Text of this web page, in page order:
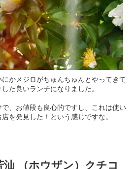
かメジロがちゅんちゅんとやってきて
た良いランチになりました。
、お値段も良心的ですし、これは使い
を発見した！という感じですな。
（ホウザン）クチコ